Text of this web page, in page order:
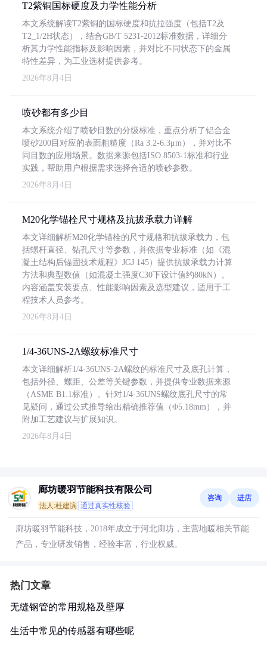
T2紫铜国标硬度及力学性能分析
本文系统解读T2紫铜的国标硬度和抗拉强度（包括T2及
T2_1/2H状态），结合GB/T 5231-2012标准数据，详细分
析其力学性能指标及影响因素，并对比不同状态下的金属
特性差异，为工业选材提供参考。
2026年8月4日
喷砂都有多少目
本文系统介绍了喷砂目数的分级标准，重点分析了铝合金
喷砂200目对应的表面粗糙度（Ra 3.2-6.3μm），并对比不
同目数的应用场景。数据来源包括ISO 8503-1标准和行业
实践，帮助用户根据需求选择合适的喷砂参数。
2026年8月4日
M20化学锚栓尺寸规格及抗拔承载力详解
本文详细解析M20化学锚栓的尺寸规格和抗拔承载力，包
括螺杆直径、钻孔尺寸等参数，并依据专业标准（如《混
凝土结构后锚固技术规程》JGJ 145）提供抗拔承载力计算
方法和典型数值（如混凝土强度C30下设计值约80kN）。
内容涵盖安装要点、性能影响因素及选型建议，适用于工
程技术人员参考。
2026年8月4日
1/4-36UNS-2A螺纹标准尺寸
本文详细解析1/4-36UNS-2A螺纹的标准尺寸及底孔计算，
包括外径、螺距、公差等关键参数，并提供专业数据来源
（ASME B1.1标准）。针对1/4-36UNS螺纹底孔尺寸的常
见疑问，通过公式推导给出精确推荐值（Φ5.18mm），并
附加工艺建议与扩展知识。
2026年8月4日
廊坊暖羽节能科技有限公司
法人:杜建滨 通过真实性核验
咨询 进店
廊坊暖羽节能科技，2018年成立于河北廊坊，主营地暖相关节能
产品，专业研发销售，经验丰富，行业权威。
热门文章
无缝钢管的常用规格及壁厚
生活中常见的传感器有哪些呢